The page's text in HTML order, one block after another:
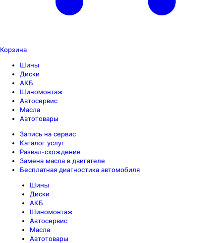
Корзина
Шины
Диски
АКБ
Шиномонтаж
Автосервис
Масла
Автотовары
Запись на сервис
Каталог услуг
Развал-схождение
Замена масла в двигателе
Бесплатная диагностика автомобиля
Шины
Диски
АКБ
Шиномонтаж
Автосервис
Масла
Автотовары